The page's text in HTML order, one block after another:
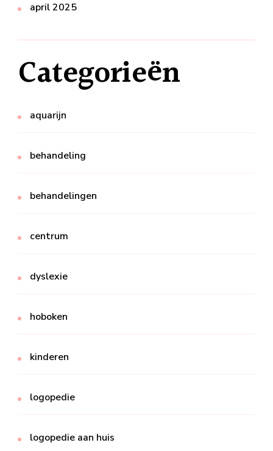
april 2025
Categorieën
aquarijn
behandeling
behandelingen
centrum
dyslexie
hoboken
kinderen
logopedie
logopedie aan huis